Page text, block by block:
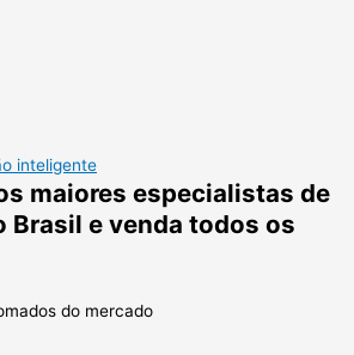
inteligente
maiores especialistas de
Brasil e venda todos os
do mercado